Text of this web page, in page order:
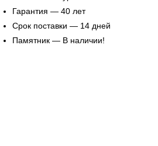
Гарантия — 40 лет
Срок поставки — 14 дней
Памятник — В наличии!